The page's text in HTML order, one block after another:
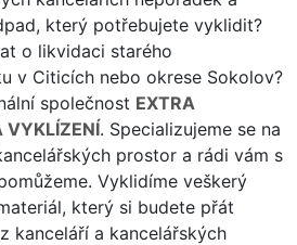
který potřebujete vyklidit?
o likvidaci starého
v Citicích nebo okrese Sokolov?
společnost EXTRA
VYKLÍZENÍ. Specializujeme se na
prostor a rádi vám s
Vyklidíme veškerý
který si budete přát
kanceláří a kancelářských